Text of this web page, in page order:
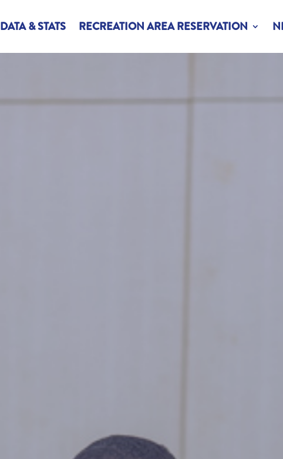
DATA & STATS RECREATION AREA RESERVATION